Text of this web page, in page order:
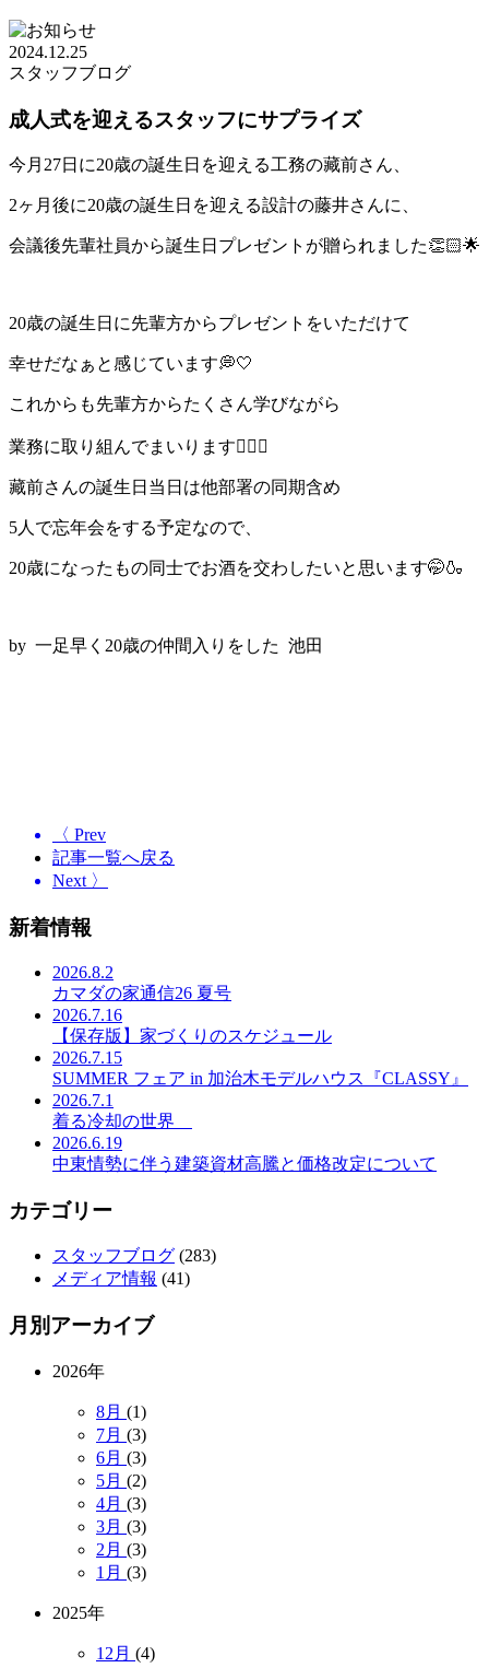
2024.12.25
スタッフブログ
成人式を迎えるスタッフにサプライズ
今月27日に20歳の誕生日を迎える工務の藏前さん、
2ヶ月後に20歳の誕生日を迎える設計の藤井さんに、
会議後先輩社員から誕生日プレゼントが贈られました👏🏻🌟
20歳の誕生日に先輩方からプレゼントをいただけて
幸せだなぁと感じています💭🤍
これからも先輩方からたくさん学びながら
業務に取り組んでまいります✊🏻🔥
藏前さんの誕生日当日は他部署の同期含め
5人で忘年会をする予定なので、
20歳になったもの同士でお酒を交わしたいと思います🤭🍶
by 一足早く20歳の仲間入りをした 池田
〈 Prev
記事一覧へ戻る
Next 〉
新着情報
2026.8.2
カマダの家通信26 夏号
2026.7.16
【保存版】家づくりのスケジュール
2026.7.15
SUMMER フェア in 加治木モデルハウス『CLASSY』
2026.7.1
着る冷却の世界
2026.6.19
中東情勢に伴う建築資材高騰と価格改定について
カテゴリー
スタッフブログ (283)
メディア情報 (41)
月別アーカイブ
2026年
8月 (1)
7月 (3)
6月 (3)
5月 (2)
4月 (3)
3月 (3)
2月 (3)
1月 (3)
2025年
12月 (4)